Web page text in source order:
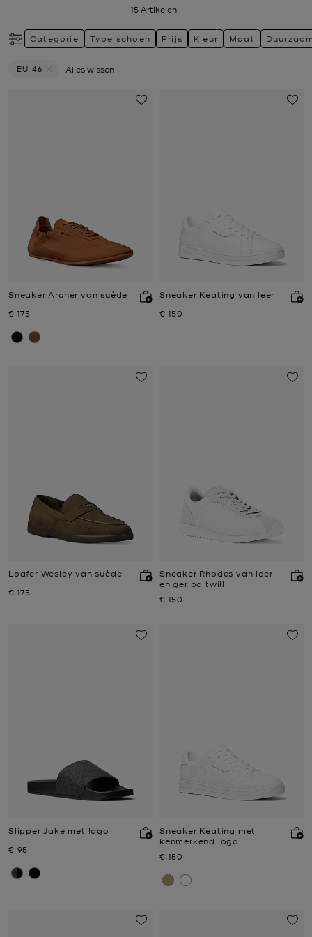
15Artikelen
Categorie Type schoen Prijs Kleur Maat
EU 46
Alles wissen
Sneaker Archer van suède
Nu
€ 175
Sneaker Keating van leer
Nu
€ 150
Loafer Wesley van suède
Nu
€ 175
Sneaker Rhodes van leer
en geribd twill
Nu
€ 150
Slipper Jake met logo
Nu
€ 95
Sneaker Keating met
kenmerkend logo
Nu
€ 150